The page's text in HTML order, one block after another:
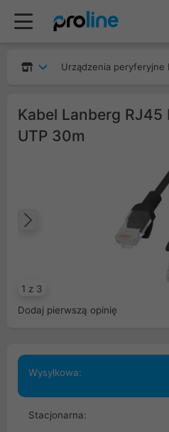
Urządzenia peryferyjne
Kabel Lanberg
UTP 30m
1 z 3
Poprzedni
Dodaj pierwszą opinię
Wysyłkowa:
Stacjonarna: